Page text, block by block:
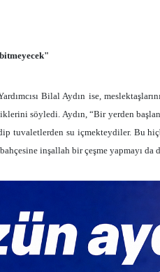
Bilal Aydın ise,
söyledi. Aydın, “Bir yerden
tuvaletlerden su içmekteydiler. Bu
inşallah bir çeşme yapmayı da